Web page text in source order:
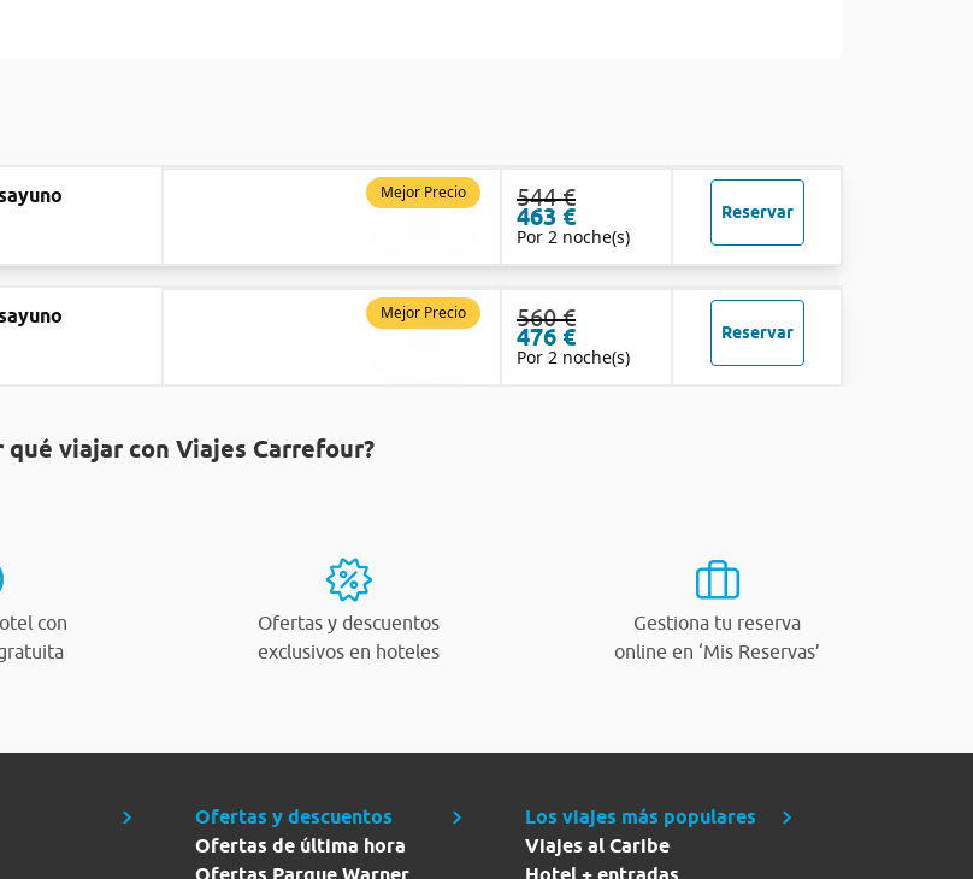
Mejor Precio 544 €
463 €
Por 2 noche(s)
Reservar
Mejor Precio 560 €
476 €
Por 2 noche(s)
Reservar
qué viajar con Viajes Carrefour?
con
Ofertas y descuentos
exclusivos en hoteles
Gestiona tu reserva
online en ‘Mis Reservas’
Ofertas y descuentos
Ofertas de última hora
Los viajes más populares
Viajes al Caribe